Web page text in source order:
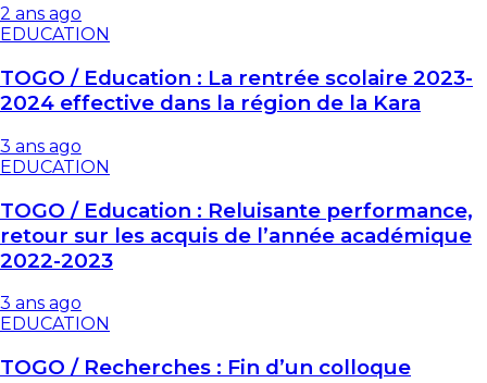
2 ans ago
EDUCATION
TOGO / Education : La rentrée scolaire 2023-
2024 effective dans la région de la Kara
3 ans ago
EDUCATION
TOGO / Education : Reluisante performance,
retour sur les acquis de l’année académique
2022-2023
3 ans ago
EDUCATION
TOGO / Recherches : Fin d’un colloque